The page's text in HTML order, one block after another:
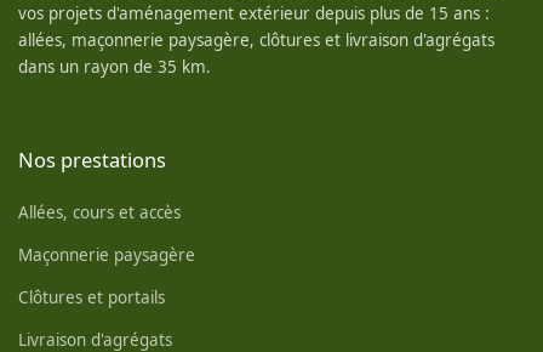
vos projets d'aménagement extérieur depuis plus de 15 ans :
allées, maçonnerie paysagère, clôtures et livraison d'agrégats
dans un rayon de 35 km.
Nos prestations
Allées, cours et accès
Maçonnerie paysagère
Clôtures et portails
Livraison d'agrégats